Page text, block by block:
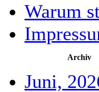
Warum
Archiv
Juni,